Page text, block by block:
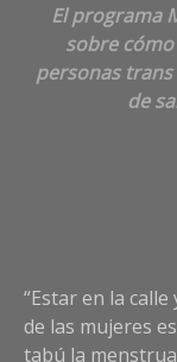
El programa
sobre
personas
de
“Estar en la
de las mujeres
tabú la